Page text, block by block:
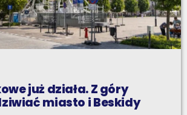
już działa. Z góry
miasto i Beskidy